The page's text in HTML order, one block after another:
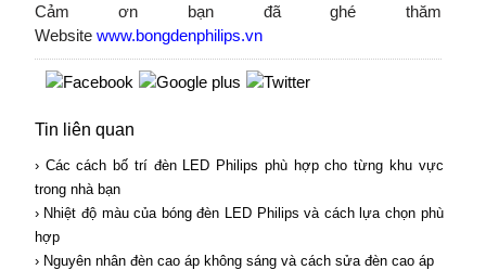
Cảm ơn bạn đã ghé thăm
Website www.bongdenphilips.vn
Tin liên quan
› Các cách bố trí đèn LED Philips phù hợp cho từng khu vực
trong nhà bạn
› Nhiệt độ màu của bóng đèn LED Philips và cách lựa chọn phù
hợp
› Nguyên nhân đèn cao áp không sáng và cách sửa đèn cao áp